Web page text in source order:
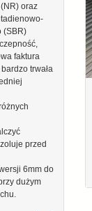
oraz
(SBR)
faktura
trwała
przed
6mm do
dużym